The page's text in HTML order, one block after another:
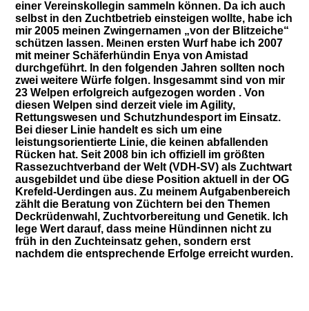
einer Vereinskollegin sammeln können. Da ich auch
selbst in den Zuchtbetrieb einsteigen wollte, habe ich
mir 2005 meinen Zwingernamen „von der Blitzeiche“
schützen lassen. Meinen ersten Wurf habe ich 2007
mit meiner Schäferhündin Enya von Amistad
durchgeführt. In den folgenden Jahren sollten noch
zwei weitere Würfe folgen. Insgesammt sind von mir
23 Welpen erfolgreich aufgezogen worden . Von
diesen Welpen sind derzeit viele im Agility,
Rettungswesen und Schutzhundesport im Einsatz.
Bei dieser Linie handelt es sich um eine
leistungsorientierte Linie, die keinen abfallenden
Rücken hat. Seit 2008 bin ich offiziell im größten
Rassezuchtverband der Welt (VDH-SV) als Zuchtwart
ausgebildet und übe diese Position aktuell in der OG
Krefeld-Uerdingen aus. Zu meinem Aufgabenbereich
zählt die Beratung von Züchtern bei den Themen
Deckrüdenwahl, Zuchtvorbereitung und Genetik. Ich
lege Wert darauf, dass meine Hündinnen nicht zu
früh in den Zuchteinsatz gehen, sondern erst
nachdem die entsprechende Erfolge erreicht wurden.